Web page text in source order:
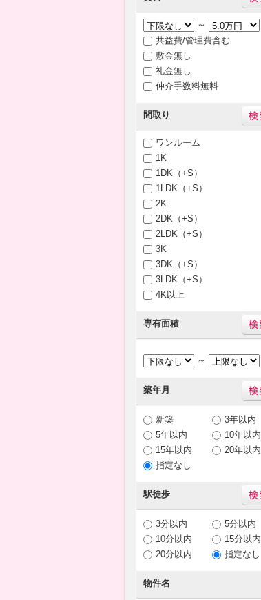
～
共益費/管理費含む
敷金無し
礼金無し
仲介手数料無料
間取り
ワンルーム
1K
1DK（+S）
1LDK（+S）
2K
2DK（+S）
2LDK（+S）
3K
3DK（+S）
3LDK（+S）
4K以上
専有面積
～
築年月
新築
3年以内
5年以内
10年以内
15年以内
20年以内
指定なし
駅徒歩
3分以内
5分以内
10分以内
15分以内
20分以内
指定なし
物件名